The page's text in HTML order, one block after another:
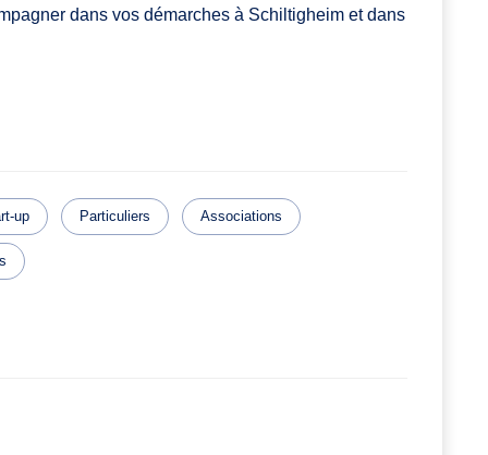
dans vos démarches à Schiltigheim et dans
up Particuliers Associations